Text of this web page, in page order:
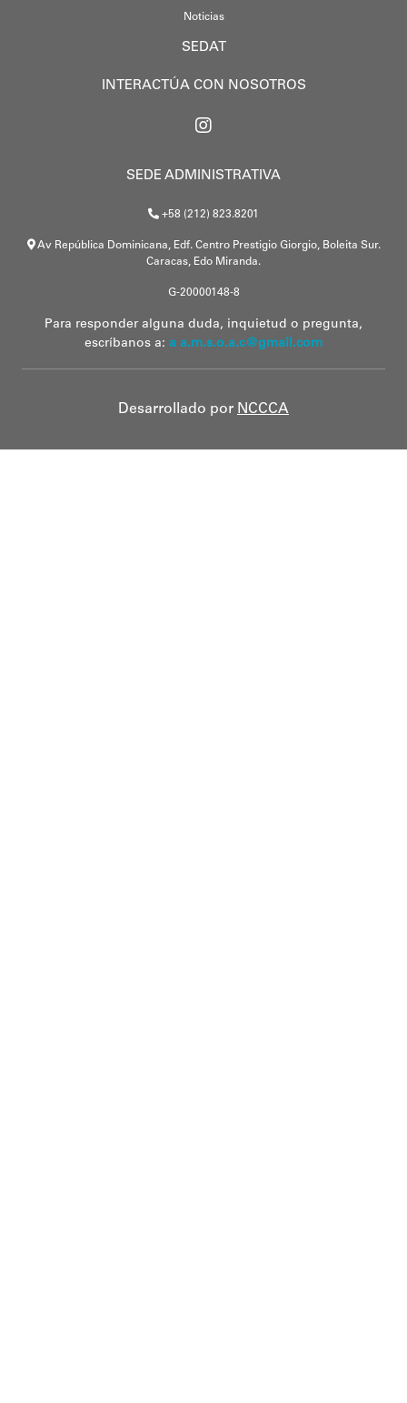
Noticias
SEDAT
INTERACTÚA CON NOSOTROS
SEDE ADMINISTRATIVA
+58 (212) 823.8201
Av República Dominicana, Edf. Centro Prestigio Giorgio, Boleita Sur.
Caracas, Edo Miranda.
G-20000148-8
Para responder alguna duda, inquietud o pregunta,
escríbanos a: a a.m.s.o.a.c@gmail.com
Desarrollado por NCCCA